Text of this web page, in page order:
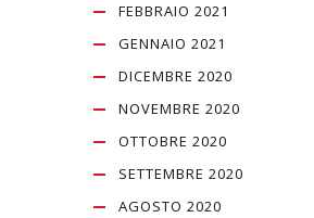
FEBBRAIO 2021
GENNAIO 2021
DICEMBRE 2020
NOVEMBRE 2020
OTTOBRE 2020
SETTEMBRE 2020
AGOSTO 2020